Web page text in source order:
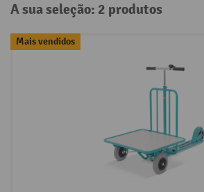
A sua seleção: 2 produtos
Mais vendidos